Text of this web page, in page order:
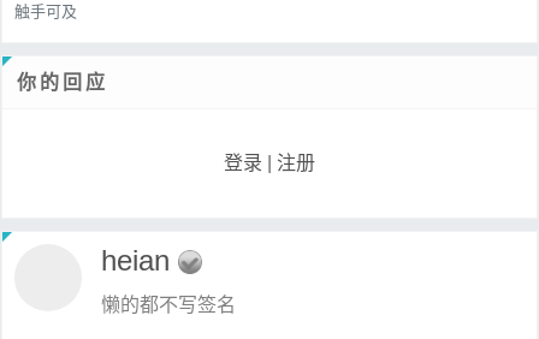
触手可及
你的回应
登录 注册
heian
懒的都不写签名